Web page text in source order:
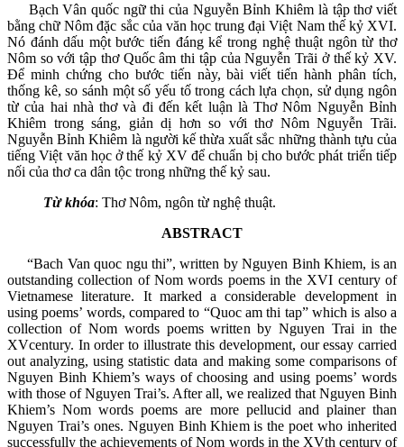
Bạch Vân quốc ngữ thi của Nguyễn Bỉnh Khiêm là tập thơ viết
bằng chữ Nôm đặc sắc của văn học trung đại Việt Nam thế kỷ XVI.
Nó đánh dấu một bước tiến đáng kể trong nghệ thuật ngôn từ thơ
Nôm so với tập thơ Quốc âm thi tập của Nguyễn Trãi ở thế kỷ XV.
Để minh chứng cho bước tiến này, bài viết tiến hành phân tích,
thống kê, so sánh một số yếu tố trong cách lựa chọn, sử dụng ngôn
từ của hai nhà thơ và đi đến kết luận là Thơ Nôm Nguyễn Bỉnh
Khiêm trong sáng, giản dị hơn so với thơ Nôm Nguyễn Trãi.
Nguyễn Bỉnh Khiêm là người kế thừa xuất sắc những thành tựu của
tiếng Việt văn học ở thế kỷ XV để chuẩn bị cho bước phát triển tiếp
nối của thơ ca dân tộc trong những thế kỷ sau.
Từ khóa: Thơ Nôm, ngôn từ nghệ thuật.
ABSTRACT
“Bach Van quoc ngu thi”, written by Nguyen Binh Khiem, is an
outstanding collection of Nom words poems in the XVI century of
Vietnamese literature. It marked a considerable development in
using poems’ words, compared to “Quoc am thi tap” which is also a
collection of Nom words poems written by Nguyen Trai in the
XVcentury. In order to illustrate this development, our essay carried
out analyzing, using statistic data and making some comparisons of
Nguyen Binh Khiem’s ways of choosing and using poems’ words
with those of Nguyen Trai’s. After all, we realized that Nguyen Binh
Khiem’s Nom words poems are more pellucid and plainer than
Nguyen Trai’s ones. Nguyen Binh Khiem is the poet who inherited
successfully the achievements of Nom words in the XVth century of